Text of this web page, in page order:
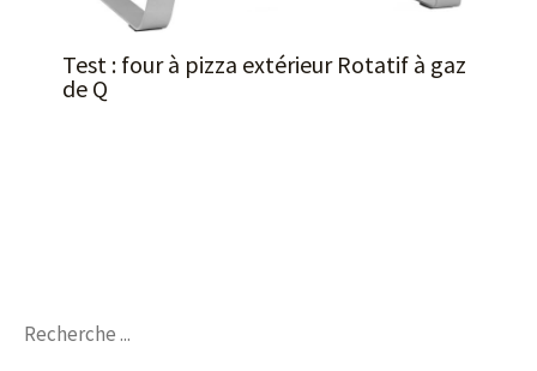
Test : four à pizza extérieur Rotatif à gaz
de Q